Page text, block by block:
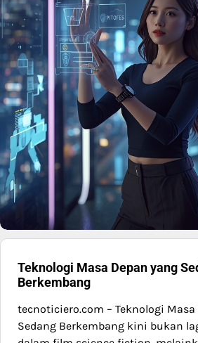
Teknologi Masa Depan yang
Berkembang
tecnoticiero.com – Teknologi Masa
Sedang Berkembang kini bukan